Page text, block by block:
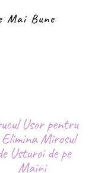
Mai Bune